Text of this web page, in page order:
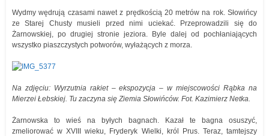
Wydmy wędrują czasami nawet z prędkością 20 metrów na rok. Słowińcy
ze Starej Chusty musieli przed nimi uciekać. Przeprowadzili się do
Żarnowskiej, po drugiej stronie jeziora. Byle dalej od pochłaniających
wszystko piaszczystych potworów, wyłażących z morza.
Na zdjęciu: Wyrzutnia rakiet – ekspozycja – w miejscowości Rąbka na
Mierzei Łebskiej. Tu zaczyna się Ziemia Słowińców. Fot. Kazimierz Netka.
Żarnowska to wieś na byłych bagnach. Kazał te bagna osuszyć,
zmeliorować w XVIII wieku, Fryderyk Wielki, król Prus. Teraz, tamtejszy